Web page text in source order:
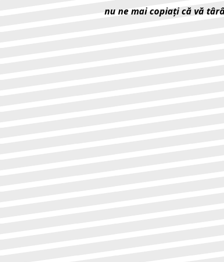
nu ne mai copiaţi că vă